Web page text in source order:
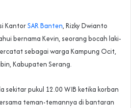
KantorSAR Banten, Rizky Dwianto
bernama Kevin, seorang bocah laki-
sebagai warga Kampung Ocit,
Kabupaten Serang.
sekitar pukul 12.00 WIB ketika korban
teman-temannya di bantaran